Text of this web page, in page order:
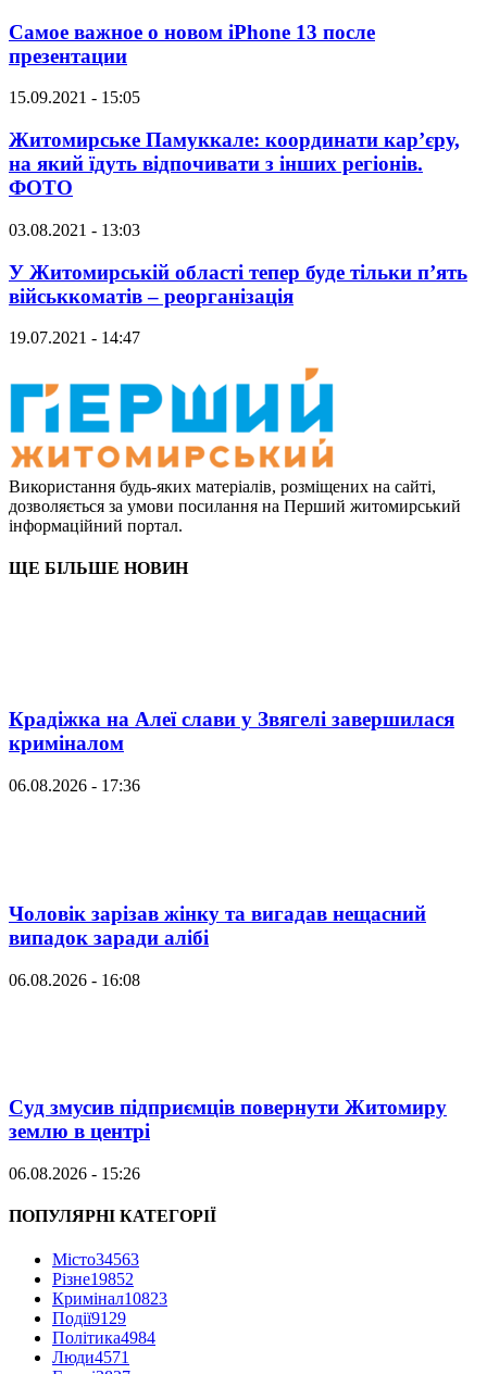
Самое важное о новом iPhone 13 после
презентации
15.09.2021 - 15:05
Житомирське Памуккале: координати кар’єру,
на який їдуть відпочивати з інших регіонів.
ФОТО
03.08.2021 - 13:03
У Житомирській області тепер буде тільки п’ять
військкоматів – реорганізація
19.07.2021 - 14:47
Використання будь-яких матеріалів, розміщених на сайті,
дозволяється за умови посилання на Перший житомирський
інформаційний портал.
ЩЕ БІЛЬШЕ НОВИН
Крадіжка на Алеї слави у Звягелі завершилася
криміналом
06.08.2026 - 17:36
Чоловік зарізав жінку та вигадав нещасний
випадок заради алібі
06.08.2026 - 16:08
Суд змусив підприємців повернути Житомиру
землю в центрі
06.08.2026 - 15:26
ПОПУЛЯРНІ КАТЕГОРІЇ
Місто34563
Різне19852
Кримінал10823
Події9129
Політика4984
Люди4571